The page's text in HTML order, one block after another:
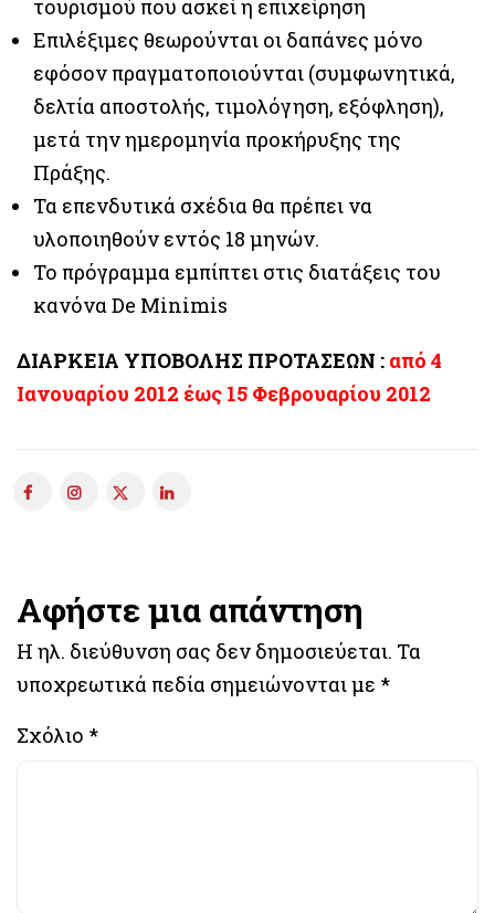
τουρισμού που ασκεί η επιχείρηση
Επιλέξιμες θεωρούνται οι δαπάνες μόνο
εφόσον πραγματοποιούνται (συμφωνητικά,
δελτία αποστολής, τιμολόγηση, εξόφληση),
μετά την ημερομηνία προκήρυξης της
Πράξης.
Τα επενδυτικά σχέδια θα πρέπει να
υλοποιηθούν εντός 18 μηνών.
Το πρόγραμμα εμπίπτει στις διατάξεις του
κανόνα De Minimis
ΔΙΑΡΚΕΙΑ ΥΠΟΒΟΛΗΣ ΠΡΟΤΑΣΕΩΝ : από 4
Ιανουαρίου 2012 έως 15 Φεβρουαρίου 2012
Αφήστε μια απάντηση
Η ηλ. διεύθυνση σας δεν δημοσιεύεται. Τα
υποχρεωτικά πεδία σημειώνονται με *
Σχόλιο *